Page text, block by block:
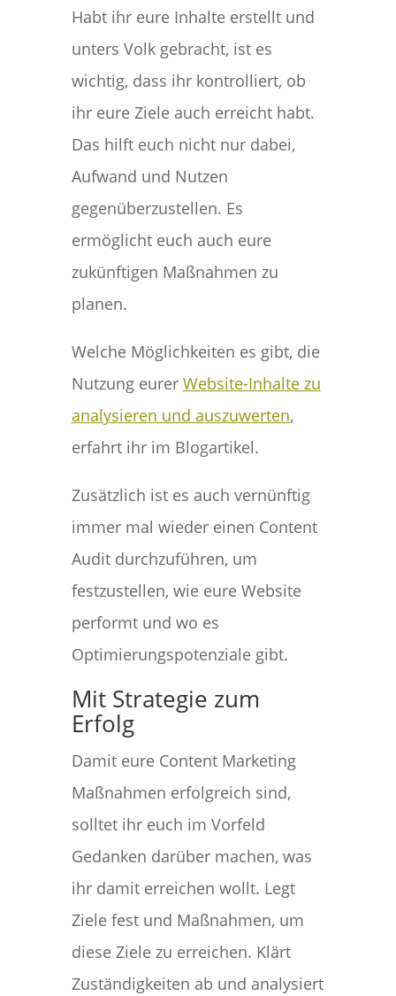
Habt ihr eure Inhalte erstellt und
unters Volk gebracht, ist es
wichtig, dass ihr kontrolliert, ob
ihr eure Ziele auch erreicht habt.
Das hilft euch nicht nur dabei,
Aufwand und Nutzen
gegenüberzustellen. Es
ermöglicht euch auch eure
zukünftigen Maßnahmen zu
planen.
Welche Möglichkeiten es gibt, die
Nutzung eurer Website-Inhalte zu
analysieren und auszuwerten,
erfahrt ihr im Blogartikel.
Zusätzlich ist es auch vernünftig
immer mal wieder einen Content
Audit durchzuführen, um
festzustellen, wie eure Website
performt und wo es
Optimierungspotenziale gibt.
Mit Strategie zum
Erfolg
Damit eure Content Marketing
Maßnahmen erfolgreich sind,
solltet ihr euch im Vorfeld
Gedanken darüber machen, was
ihr damit erreichen wollt. Legt
Ziele fest und Maßnahmen, um
diese Ziele zu erreichen. Klärt
Zuständigkeiten ab und analysiert